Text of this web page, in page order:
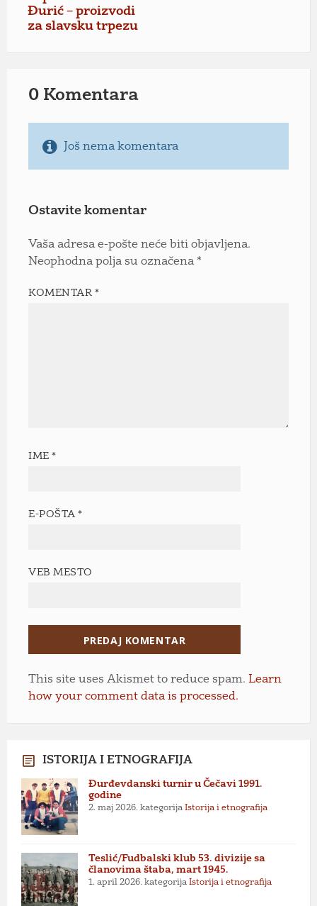
Đurić – proizvodi
za slavsku trpezu
0 Komentara
Još nema komentara
Ostavite komentar
Vaša adresa e-pošte neće biti objavljena.
Neophodna polja su označena *
KOMENTAR*
IME*
E-POŠTA*
VEB MESTO
This site uses Akismet to reduce spam. Learn
how your comment data is processed.
ISTORIJA I ETNOGRAFIJA
Đurđevdanski turnir u Čečavi 1991.
godine
2. maj 2026. kategorija Istorija i etnografija
Teslić/Fudbalski klub 53. divizije sa
članovima štaba, mart 1945.
1. april 2026. kategorija Istorija i etnografija